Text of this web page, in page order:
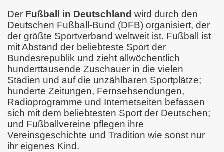
Der Fußball in Deutschland wird durch den
Deutschen Fußball-Bund (DFB) organisiert, der
der größte Sportverband weltweit ist. Fußball ist
mit Abstand der beliebteste Sport der
Bundesrepublik und zieht allwöchentlich
hunderttausende Zuschauer in die vielen
Stadien und auf die unzählbaren Sportplätze;
hunderte Zeitungen, Fernsehsendungen,
Radioprogramme und Internetseiten befassen
sich mit dem beliebtesten Sport der Deutschen;
und Fußballvereine pflegen ihre
Vereinsgeschichte und Tradition wie sonst nur
ihr eigenes Kind.